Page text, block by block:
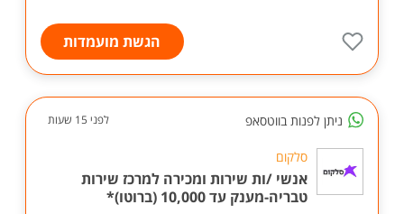
הגשת מועמדות
ניתן לפנות בווטסאפ לפני 15 שעות
סלקום
אנשי /ות שירות ומכירה למרכז שירות
טבריה-מענק עד 10,000 (ברוטו)*